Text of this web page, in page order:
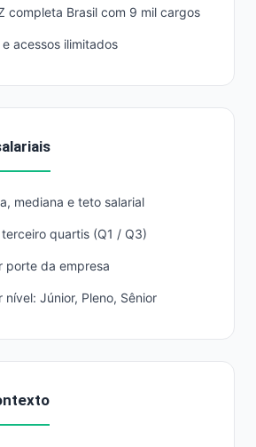
completa Brasil com 9 mil cargos
e acessos ilimitados
mediana e teto salarial
terceiro quartis (Q1 / Q3)
porte da empresa
nível: Júnior, Pleno, Sênior